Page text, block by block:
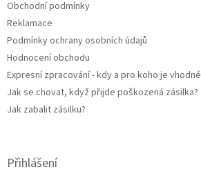
Obchodní podmínky
Reklamace
Podmínky ochrany osobních údajů
Hodnocení obchodu
Expresní zpracování - kdy a pro koho je vhodné
Jak se chovat, když přijde poškozená zásilka?
Jak zabalit zásilku?
Přihlášení